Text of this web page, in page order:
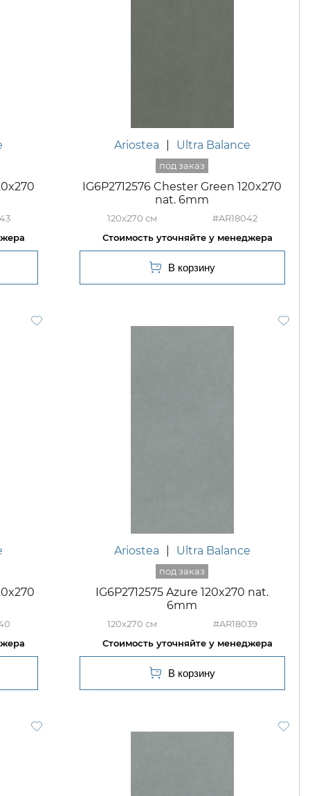
Ariostea Ultra Balance
IG6P2712576 Chester Green 120x270
nat. 6mm
120x270 #AR18042
Ariostea Ultra Balance
IG6P2712575 Azure 120x270 nat.
6mm
120x270 #AR18039